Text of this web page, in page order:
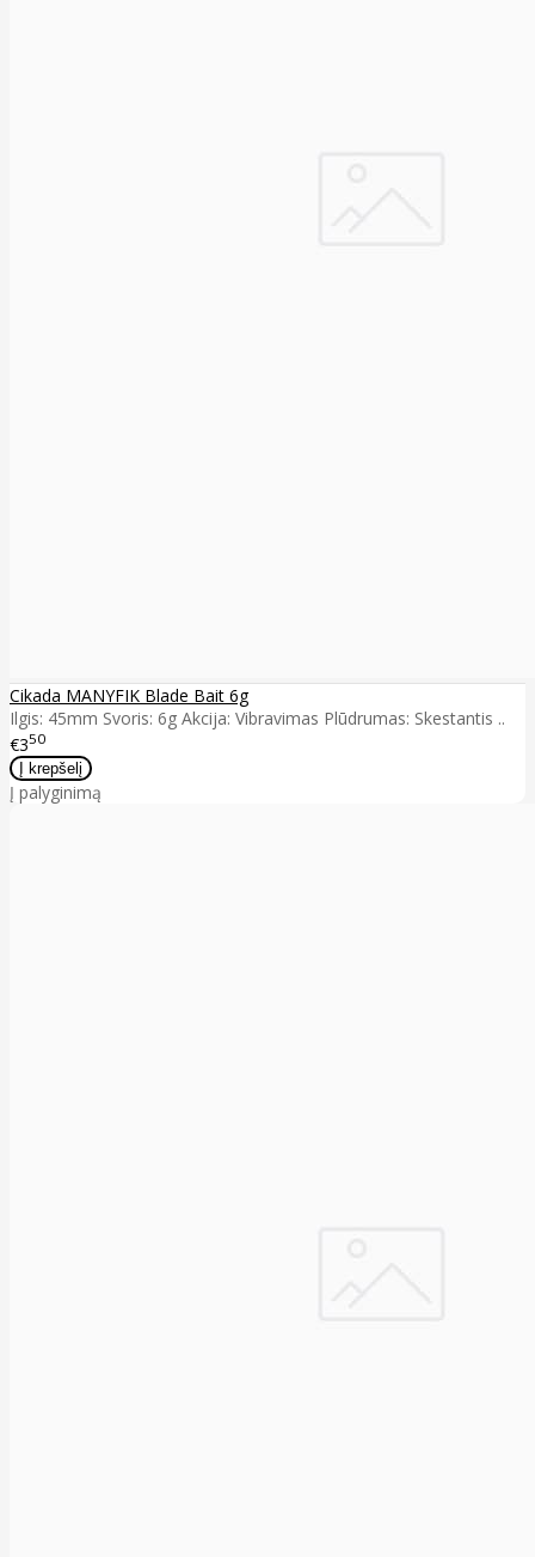
Cikada MANYFIK Blade Bait 6g
Ilgis: 45mm Svoris: 6g Akcija: Vibravimas Plūdrumas: Skestantis ..
€350
Į palyginimą